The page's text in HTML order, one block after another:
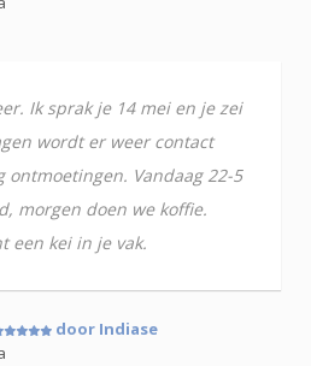
Ik sprak je 14 mei en je zei
wordt er weer contact
ontmoetingen. Vandaag 22-5
morgen doen we koffie.
een kei in je vak.
door Indiase